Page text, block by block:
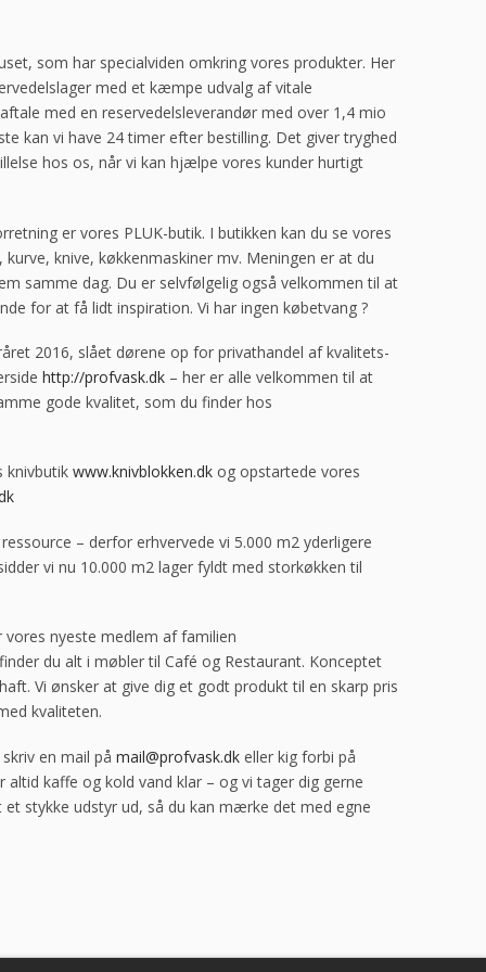
som har specialviden omkring vores produkter. Her
med et kæmpe udvalg af vitale
med en reservedelsleverandør med over 1,4 mio
kan vi have 24 timer efter bestilling. Det giver tryghed
hos os, når vi kan hjælpe vores kunder hurtigt
er vores PLUK-butik. I butikken kan du se vores
knive, køkkenmaskiner mv. Meningen er at du
samme dag. Du er selvfølgelig også velkommen til at
for at få lidt inspiration. Vi har ingen købetvang ?
2016, slået dørene op for privathandel af kvalitets-
http://profvask.dk – her er alle velkommen til at
gode kvalitet, som du finder hos
knivbutik www.knivblokken.dk og opstartede vores
– derfor erhvervede vi 5.000 m2 yderligere
vi nu 10.000 m2 lager fyldt med storkøkken til
nyeste medlem af familien
du alt i møbler til Café og Restaurant. Konceptet
Vi ønsker at give dig et godt produkt til en skarp pris
kvaliteten.
en mail på mail@profvask.dk eller kig forbi på
altid kaffe og kold vand klar – og vi tager dig gerne
stykke udstyr ud, så du kan mærke det med egne